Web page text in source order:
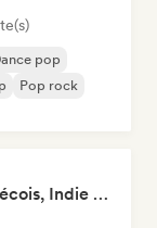
pop
Pop rock
Best of Canada 🇨🇦 Québécois, Indie Pop & Homegrown Anthems